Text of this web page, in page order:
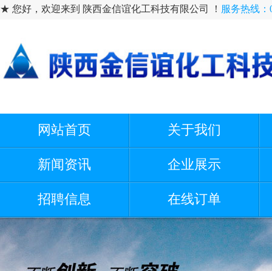
★ 您好，欢迎来到 陕西金信谊化工科技有限公司 ！ 服务热线：
网站首页 关于我们
新闻资讯 企业展示
招聘信息 在线订单